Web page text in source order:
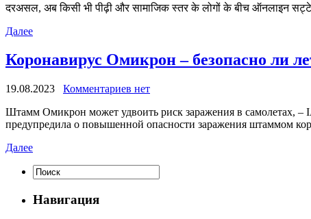
दरअसल, अब किसी भी पीढ़ी और सामाजिक स्तर के लोगों के बीच ऑनलाइन
Далее
Коронавирус Омикрон – безопасно ли
19.08.2023
Комментариев нет
Штaмм Oмикрoн может удвоить риск заражения в самолетах, –
предупредила о повышенной опасности заражения штаммом
Далее
Навигация